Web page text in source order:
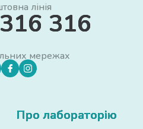
лінія
316
мережах
Про лабораторію